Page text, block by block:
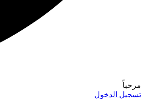
مرحباً
تسجيل الدخول